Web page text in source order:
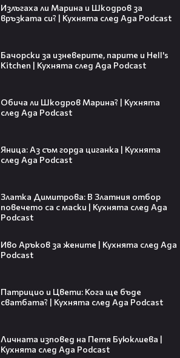
Излъгаха ли Марина и Шкодров за
връзката си? | Кухнята след Ада Podcast
Бачорски за изневерите, парите и Hell's
Kitchen | Кухнята след Ада Podcast
Обича ли Шкодров Марина? | Кухнята
след Ада Podcast
Яница: Аз съм горда циганка | Кухнята
след Ада Podcast
Златка Димитрова: В Златния отбор
повечето са с маски | Кухнята след Ада
Podcast
Иво Аръков за жените | Кухнята след Ада
Podcast
Патрицио и Цвети: Кога ще бъде
сватбата? | Кухнята след Ада Podcast
Личната изповед на Петя Буюклиева |
Кухнята след Ада Podcast
„Ако ги имаш, провалът е
гарантиран“🧐💥
Изследовател на НЛО: "САЩ
Трагедия разтърси Холивуд:
Ламин Ямал: Момчето, което
покори света на 19 — историята
Защо Ахил липсва от „Одисей“ на
Кристофър Нолън? Най-